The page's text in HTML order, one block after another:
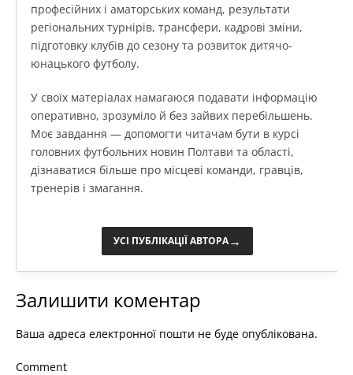
професійних і аматорських команд, результати
регіональних турнірів, трансфери, кадрові зміни,
підготовку клубів до сезону та розвиток дитячо-
юнацького футболу.
У своїх матеріалах намагаюся подавати інформацію
оперативно, зрозуміло й без зайвих перебільшень.
Моє завдання — допомогти читачам бути в курсі
головних футбольних новин Полтави та області,
дізнаватися більше про місцеві команди, гравців,
тренерів і змагання.
УСІ ПУБЛІКАЦІЇ АВТОРА→
Залишити коментар
Ваша адреса електронної пошти не буде опублікована.
Comment